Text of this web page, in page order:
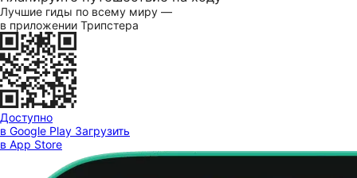
Лучшие гиды по всему миру —
в приложении Трипстера
Доступно
в Google Play Загрузить
в App Store